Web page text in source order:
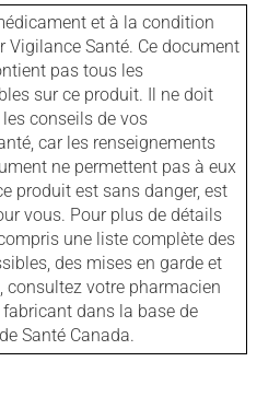
et à la condition
Vigilance Santé. Ce document
pas tous les
sur ce produit. Il ne doit
conseils de vos
car les renseignements
ne permettent pas à eux
produit est sans danger, est
vous. Pour plus de détails
une liste complète des
des mises en garde et
consultez votre pharmacien
dans la base de
Santé Canada.